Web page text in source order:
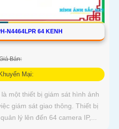
N4464LPR 64 KENH
Bán:
Mại:
một thiết bị giám sát hình ảnh
giám sát giao thông. Thiết bị
lý lên đến 64 camera IP,...